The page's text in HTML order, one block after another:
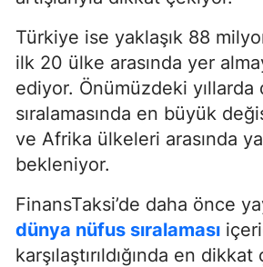
Türkiye ise yaklaşık 88
ilk 20 ülke arasında yer
ediyor. Önümüzdeki
sıralamasında en büyük
ve Afrika ülkeleri arasında
bekleniyor.
FinansTaksi’de daha önce
dünya nüfus sıralaması
karşılaştırıldığında en